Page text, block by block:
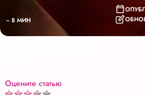
~ 8 МИН
Оцените статью